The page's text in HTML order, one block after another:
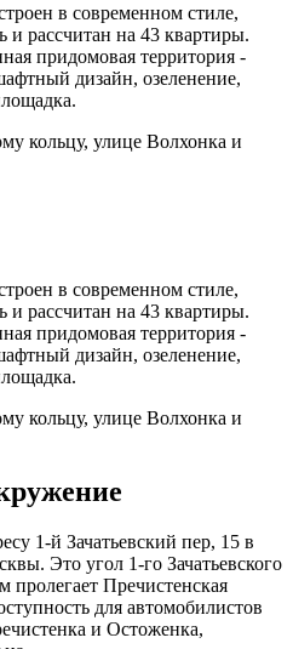
в современном стиле,
и рассчитан на 43 квартиры.
придомовая территория -
дизайн, озеленение,
кольцу, улице Волхонка и
в современном стиле,
и рассчитан на 43 квартиры.
придомовая территория -
дизайн, озеленение,
кольцу, улице Волхонка и
1-й Зачатьевский пер, 15 в
Это угол 1-го Зачатьевского
пролегает Пречистенская
для автомобилистов
и Остоженка,